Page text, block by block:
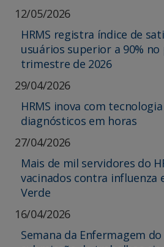
12/05/2026
HRMS registra índice de
usuários superior a 90%
trimestre de 2026
29/04/2026
HRMS inova com
diagnósticos em horas
27/04/2026
Mais de mil servidores do
vacinados contra influenza
Verde
16/04/2026
Semana da Enfermagem do